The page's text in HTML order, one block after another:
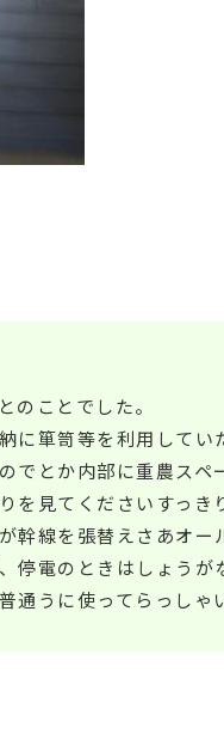
のことでした。
箪笥等を利用してい
でとか内部に重農ス
見てくださいすっき
幹線を張替えさあオ
電のときはしょうが
うに使ってらっしゃ